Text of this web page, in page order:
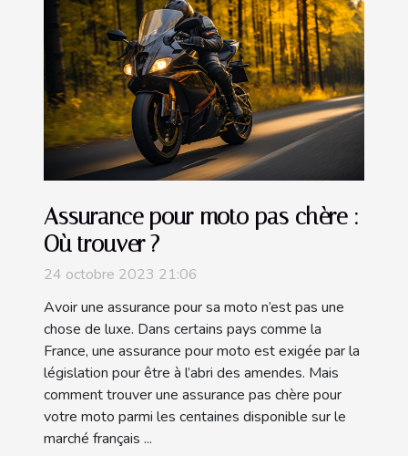
Assurance pour moto pas chère :
Où trouver ?
24 octobre 2023 21:06
Avoir une assurance pour sa moto n’est pas une
chose de luxe. Dans certains pays comme la
France, une assurance pour moto est exigée par la
législation pour être à l’abri des amendes. Mais
comment trouver une assurance pas chère pour
votre moto parmi les centaines disponible sur le
marché français ...